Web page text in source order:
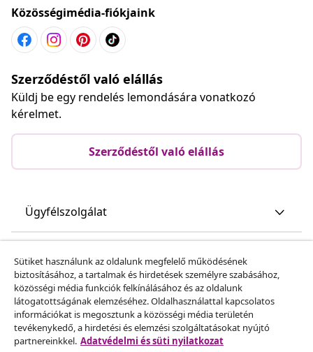
Közösségimédia-fiókjaink
Szerződéstől való elállás
Küldj be egy rendelés lemondására vonatkozó
kérelmet.
Szerződéstől való elállás
Ügyfélszolgálat
vidaXL
Fedezz fel többet
Sütiket használunk az oldalunk megfelelő működésének
biztosításához, a tartalmak és hirdetések személyre szabásához,
közösségi média funkciók felkínálásához és az oldalunk
látogatottságának elemzéséhez. Oldalhasználattal kapcsolatos
információkat is megosztunk a közösségi média területén
tevékenykedő, a hirdetési és elemzési szolgáltatásokat nyújtó
partnereinkkel. Adatvédelmi és süti nyilatkozat